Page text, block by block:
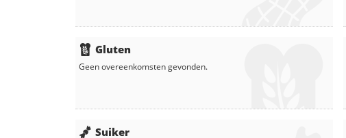
Gluten
Geen overeenkomsten gevonden.
Suiker